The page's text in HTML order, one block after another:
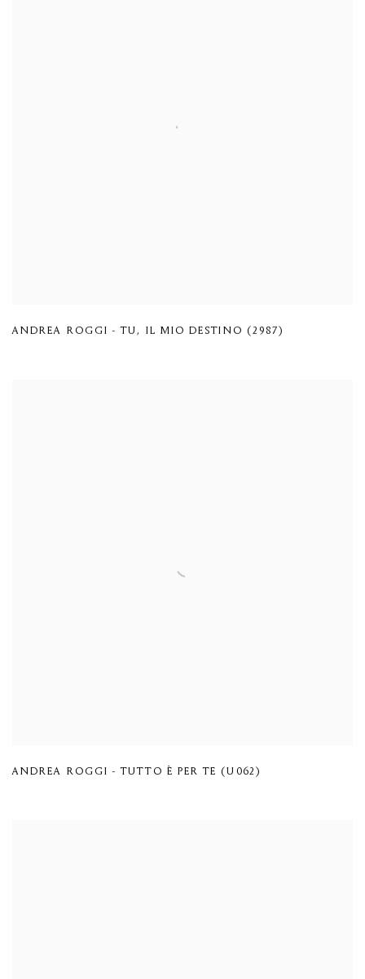
ANDREA ROGGI - TU, IL MIO DESTINO (2987)
ANDREA ROGGI - TUTTO È PER TE (U062)